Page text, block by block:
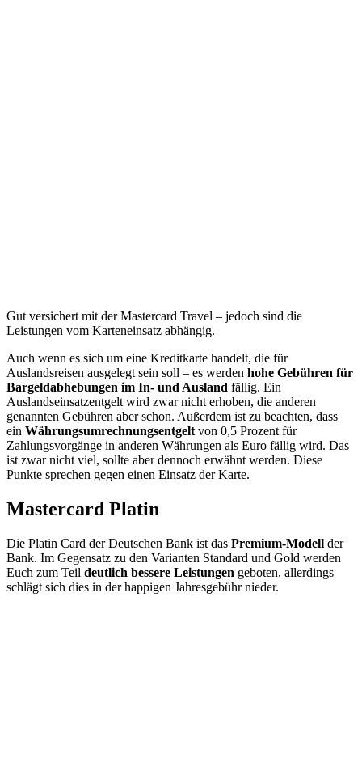
Gut versichert mit der Mastercard Travel – jedoch sind die
Leistungen vom Karteneinsatz abhängig.
Auch wenn es sich um eine Kreditkarte handelt, die für
Auslandsreisen ausgelegt sein soll – es werden hohe Gebühren für
Bargeldabhebungen im In- und Ausland fällig. Ein
Auslandseinsatzentgelt wird zwar nicht erhoben, die anderen
genannten Gebühren aber schon. Außerdem ist zu beachten, dass
ein Währungsumrechnungsentgeltvon 0,5 Prozent für
Zahlungsvorgänge in anderen Währungen als Euro fällig wird. Das
ist zwar nicht viel, sollte aber dennoch erwähnt werden. Diese
Punkte sprechen gegen einen Einsatz der Karte.
Mastercard Platin
Die Platin Card der Deutschen Bank ist das Premium-Modell der
Bank. Im Gegensatz zu den Varianten Standard und Gold werden
Euch zum Teil deutlich bessere Leistungen geboten, allerdings
schlägt sich dies in der happigen Jahresgebühr nieder.